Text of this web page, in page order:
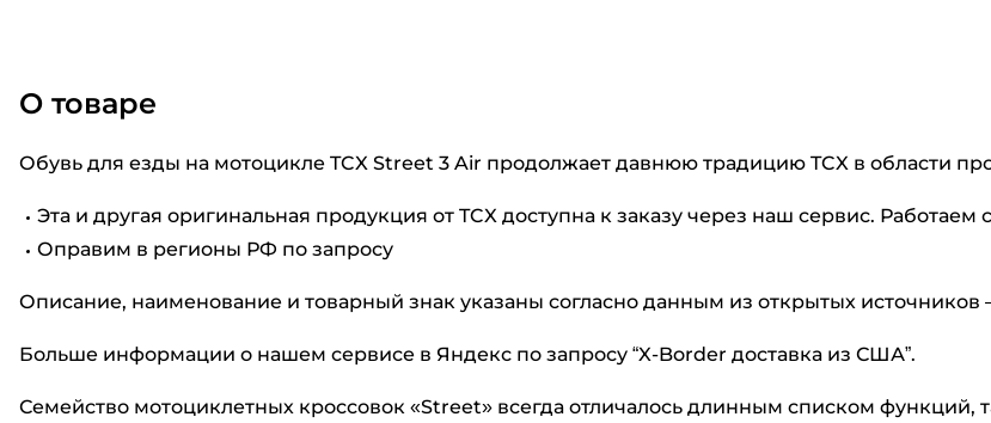
О товаре
Обувь для езды на мотоцикле TCX Street 3 Air продолжает давнюю традицию TCX в области
Эта и другая оригинальная продукция от TCX доступна к заказу через наш сервис.
Оправим в регионы РФ по запросу
Описание, наименование и товарный знак указаны согласно данным из открытых источников
Больше информации о нашем сервисе в Яндекс по запросу “X-Border доставка из США”.
Семейство мотоциклетных кроссовок «Street» всегда отличалось длинным списком